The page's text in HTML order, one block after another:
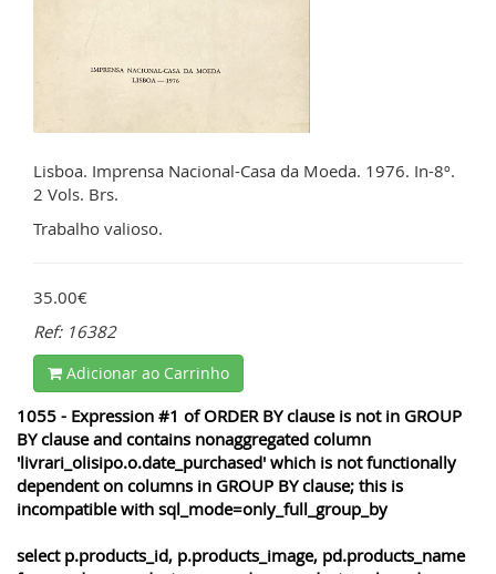
Lisboa. Imprensa Nacional-Casa da Moeda. 1976. In-8º.
2 Vols. Brs.
Trabalho valioso.
35.00€
Ref: 16382
Adicionar ao Carrinho
1055 - Expression #1 of ORDER BY clause is not in GROUP
BY clause and contains nonaggregated column
'livrari_olisipo.o.date_purchased' which is not functionally
dependent on columns in GROUP BY clause; this is
incompatible with sql_mode=only_full_group_by
select p.products_id, p.products_image, pd.products_name